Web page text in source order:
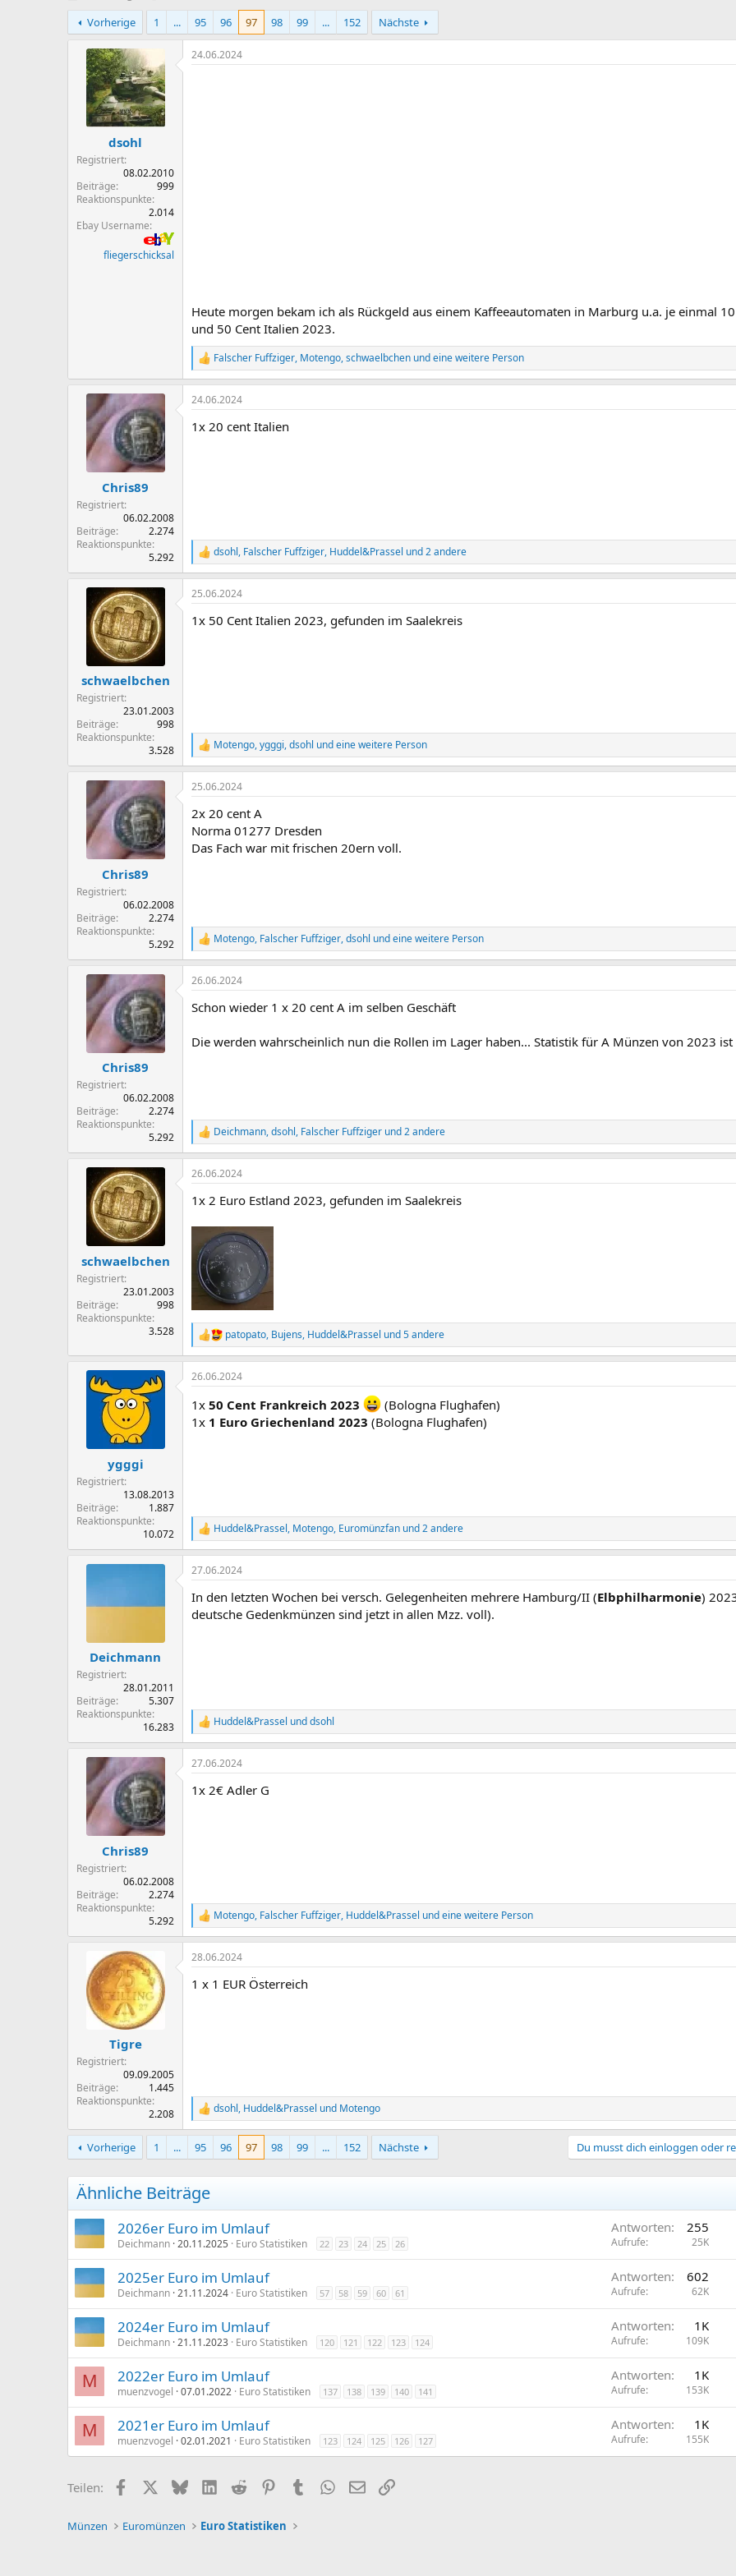
r
s
t
r
t
l
l
t
a
m
Vorherige
1 ... 95 96 97 98 99 ... 152 Nächste
dsohl
Registriert
08.02.2010
Beiträge
999
Reaktionspunkte
2.014
Ebay Username
fliegerschicksal
24.06.2024
Heute morgen bekam ich als Rückgeld aus einem Kaffeeautomaten in Marburg u.a. je einmal
und 50 Cent Italien 2023.
R
e
a
k
i
Falscher Fuffziger, Motengo,schwaelbchen und eine weitere Person
Chris89
Registriert
06.02.2008
Beiträge
2.274
Reaktionspunkte
5.292
24.06.2024
1x 20 cent Italien
R
e
a
k
i
dsohl, Falscher Fuffziger, Huddel&Prassel und 2 andere
schwaelbchen
Registriert
23.01.2003
Beiträge
998
Reaktionspunkte
3.528
25.06.2024
1x 50 Cent Italien 2023, gefunden im Saalekreis
R
e
a
k
i
o
n
e
Motengo,ygggi,dsohl und eine weitere Person
Chris89
Registriert
06.02.2008
Beiträge
2.274
Reaktionspunkte
5.292
25.06.2024
2x 20 cent A
Norma 01277 Dresden
Das Fach war mit frischen 20ern voll.
R
e
a
k
i
n
e
Motengo, Falscher Fuffziger,dsohl und eine weitere Person
Chris89
Registriert
06.02.2008
Beiträge
2.274
Reaktionspunkte
5.292
26.06.2024
Schon wieder 1 x 20 cent A im selben Geschäft
Die werden wahrscheinlich nun die Rollen im Lager haben... Statistik für A Münzen von 2023
R
e
a
k
i
n
e
n
:
Deichmann,dsohl, Falscher Fuffziger und 2 andere
schwaelbchen
Registriert
23.01.2003
Beiträge
998
Reaktionspunkte
3.528
26.06.2024
1x 2 Euro Estland 2023, gefunden im Saalekreis
R
e
a
k
i
o
patopato, Bujens, Huddel&Prassel und 5 andere
ygggi
Registriert
13.08.2013
Beiträge
1.887
Reaktionspunkte
10.072
26.06.2024
1x 50 Cent Frankreich 2023
(Bologna Flughafen)
1x 1 Euro Griechenland 2023 (Bologna Flughafen)
R
e
a
k
i
o
Huddel&Prassel, Motengo, Euromünzfan und 2 andere
Deichmann
Registriert
28.01.2011
Beiträge
5.307
Reaktionspunkte
16.283
27.06.2024
In den letzten Wochen bei versch. Gelegenheiten mehrere Hamburg/II (Elbphilharmonie)
deutsche Gedenkmünzen sind jetzt in allen Mzz. voll).
R
e
a
k
i
Huddel&Prassel unddsohl
Chris89
Registriert
06.02.2008
Beiträge
2.274
Reaktionspunkte
5.292
27.06.2024
1x 2€ Adler G
R
e
a
k
Motengo, Falscher Fuffziger, Huddel&Prassel und eine weitere Person
Tigre
Registriert
09.09.2005
Beiträge
1.445
Reaktionspunkte
2.208
28.06.2024
1 x 1 EUR Österreich
R
e
a
k
i
o
n
n
:
dsohl, Huddel&Prassel und Motengo
Vorherige 1 ... 95 96 97 98 99 ... 152 Nächste Du musst dich einloggen oder
Ähnliche Beiträge
2026er Euro im Umlauf
Deichmann 20.11.2025 Euro Statistiken 22 23 24 25 26
Antworten 255
Aufrufe 25K
2025er Euro im Umlauf
Deichmann 21.11.2024 Euro Statistiken 57 58 59 60 61
Antworten 602
Aufrufe 62K
2024er Euro im Umlauf
Deichmann 21.11.2023 Euro Statistiken 120 121 122 123 124
Antworten 1K
Aufrufe 109K
M 2022er Euro im Umlauf
muenzvogel 07.01.2022 Euro Statistiken 137 138 139 140 141
Antworten 1K
Aufrufe 153K
M 2021er Euro im Umlauf
muenzvogel 02.01.2021 Euro Statistiken 123 124 125 126 127
Antworten 1K
Aufrufe 155K
Teilen: FacebookX (Twitter)
BlueskyLinkedIn
Reddit PinterestTumblrWhatsApp
E-MailLink
Münzen Euromünzen Euro Statistiken